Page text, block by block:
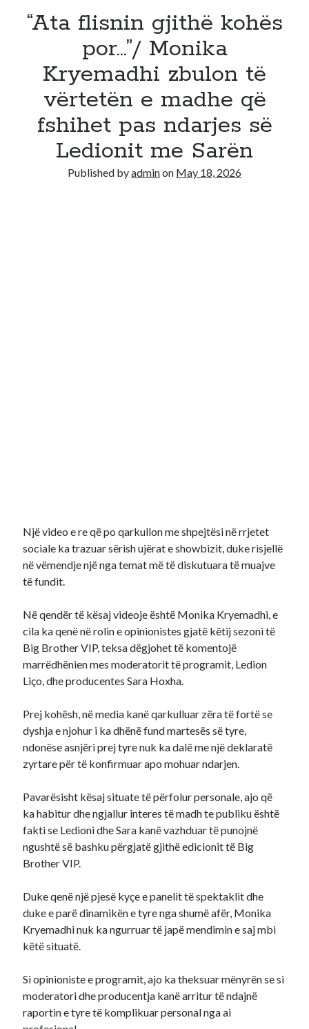
“Ata flisnin gjithë kohës
por…”/ Monika
Kryemadhi zbulon të
vërtetën e madhe që
fshihet pas ndarjes së
Ledionit me Sarën
Published byadminon May 18, 2026
Një video e re që po qarkullon me shpejtësi në rrjetet
sociale ka trazuar sërish ujërat e showbizit, duke risjellë
në vëmendje një nga temat më të diskutuara të muajve
të fundit.
Në qendër të kësaj videoje është Monika Kryemadhi, e
cila ka qenë në rolin e opinionistes gjatë këtij sezoni të
Big Brother VIP, teksa dëgjohet të komentojë
marrëdhënien mes moderatorit të programit, Ledion
Liço, dhe producentes Sara Hoxha.
Prej kohësh, në media kanë qarkulluar zëra të fortë se
dyshja e njohur i ka dhënë fund martesës së tyre,
ndonëse asnjëri prej tyre nuk ka dalë me një deklaratë
zyrtare për të konfirmuar apo mohuar ndarjen.
Pavarësisht kësaj situate të përfolur personale, ajo që
ka habitur dhe ngjallur interes të madh te publiku është
fakti se Ledioni dhe Sara kanë vazhduar të punojnë
ngushtë së bashku përgjatë gjithë edicionit të Big
Brother VIP.
Duke qenë një pjesë kyçe e panelit të spektaklit dhe
duke e parë dinamikën e tyre nga shumë afër, Monika
Kryemadhi nuk ka ngurruar të japë mendimin e saj mbi
këtë situatë.
Si opinioniste e programit, ajo ka theksuar mënyrën se si
moderatori dhe producentja kanë arritur të ndajnë
raportin e tyre të komplikuar personal nga ai